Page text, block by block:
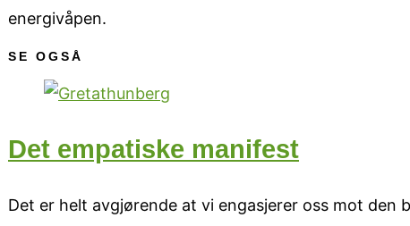
energivåpen.
SE OGSÅ
Det empatiske manifest
Det er helt avgjørende at vi engasjerer oss mot den